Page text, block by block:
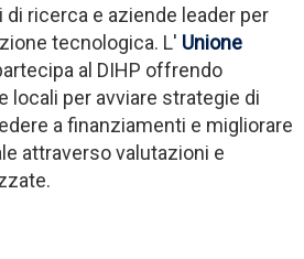
ricerca e aziende leader per
tecnologica. L' Unione
al DIHP offrendo
locali per avviare strategie di
a finanziamenti e migliorare
attraverso valutazioni e